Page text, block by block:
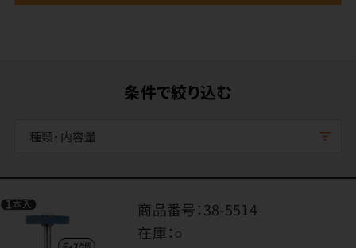
条件で絞り込む
種類・内容量
商品番号：38-5514
在庫：○